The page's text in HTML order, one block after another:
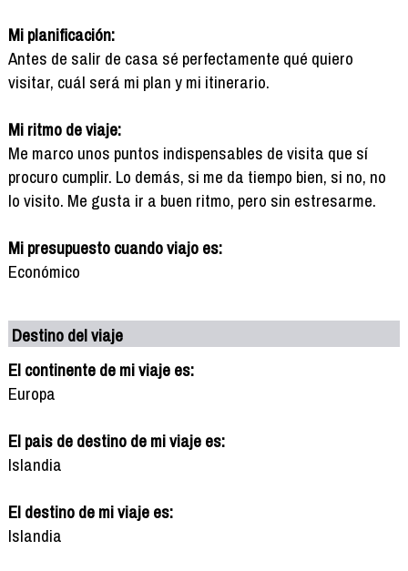
Mi planificación:
Antes de salir de casa sé perfectamente qué quiero
visitar, cuál será mi plan y mi itinerario.
Mi ritmo de viaje:
Me marco unos puntos indispensables de visita que sí
procuro cumplir. Lo demás, si me da tiempo bien, si no, no
lo visito. Me gusta ir a buen ritmo, pero sin estresarme.
Mi presupuesto cuando viajo es:
Económico
Destino del viaje
El continente de mi viaje es:
Europa
El pais de destino de mi viaje es:
Islandia
El destino de mi viaje es:
Islandia